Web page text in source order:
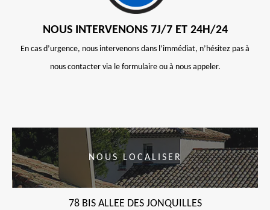
NOUS INTERVENONS 7J/7 ET 24H/24
En cas d’urgence, nous intervenons dans l’immédiat, n’hésitez pas à
nous contacter via le formulaire ou à nous appeler.
NOUS LOCALISER
78 BIS ALLEE DES JONQUILLES